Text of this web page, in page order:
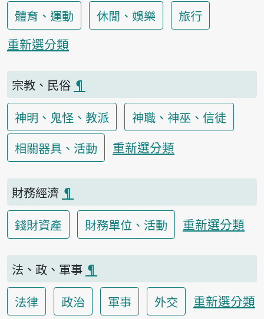
體育、運動
休閒、娛樂
旅行
重新選分類
宗教、民俗 ¶
神明、鬼怪、教派
神職、神巫、信徒
相關器具、活動
重新選分類
財務經濟 ¶
錢財資產
財務單位、活動 重新選分類
法、政、軍事 ¶
法律
政治 軍事 外交 重新選分類